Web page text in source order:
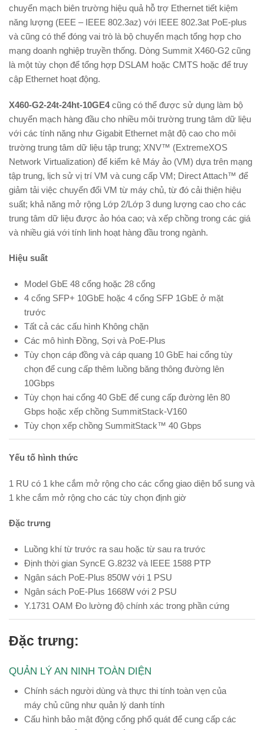
chuyển mạch biên trường hiệu quả hỗ trợ Ethernet tiết kiệm
năng lượng (EEE – IEEE 802.3az) với IEEE 802.3at PoE-plus
và cũng có thể đóng vai trò là bộ chuyển mạch tổng hợp cho
mạng doanh nghiệp truyền thống. Dòng Summit X460-G2 cũng
là một tùy chọn để tổng hợp DSLAM hoặc CMTS hoặc để truy
cập Ethernet hoạt động.
X460-G2-24t-24ht-10GE4cũng có thể được sử dụng làm bộ
chuyển mạch hàng đầu cho nhiều môi trường trung tâm dữ liệu
với các tính năng như Gigabit Ethernet mật độ cao cho môi
trường trung tâm dữ liệu tập trung; XNV™ (ExtremeXOS
Network Virtualization) để kiểm kê Máy ảo (VM) dựa trên mạng
tập trung, lịch sử vị trí VM và cung cấp VM; Direct Attach™ để
giảm tải việc chuyển đổi VM từ máy chủ, từ đó cải thiện hiệu
suất; khả năng mở rộng Lớp 2/Lớp 3 dung lượng cao cho các
trung tâm dữ liệu được ảo hóa cao; và xếp chồng trong các giá
và nhiều giá với tính linh hoạt hàng đầu trong ngành.
Hiệu suất
Model GbE 48 cổng hoặc 28 cổng
4 cổng SFP+ 10GbE hoặc 4 cổng SFP 1GbE ở mặt
trước
Tất cả các cấu hình Không chặn
Các mô hình Đồng, Sợi và PoE-Plus
Tùy chọn cáp đồng và cáp quang 10 GbE hai cổng tùy
chọn để cung cấp thêm luồng băng thông đường lên
10Gbps
Tùy chọn hai cổng 40 GbE để cung cấp đường lên 80
Gbps hoặc xếp chồng SummitStack-V160
Tùy chọn xếp chồng SummitStack™ 40 Gbps
Yếu tố hình thức
1 RU có 1 khe cắm mở rộng cho các cổng giao diện bổ sung và
1 khe cắm mở rộng cho các tùy chọn định giờ
Đặc trưng
Luồng khí từ trước ra sau hoặc từ sau ra trước
Định thời gian SyncE G.8232 và IEEE 1588 PTP
Ngân sách PoE-Plus 850W với 1 PSU
Ngân sách PoE-Plus 1668W với 2 PSU
Y.1731 OAM Đo lường độ chính xác trong phần cứng
Đặc trưng:
QUẢN LÝ AN NINH TOÀN DIỆN
Chính sách người dùng và thực thi tính toàn vẹn của
máy chủ cũng như quản lý danh tính
Cấu hình bảo mật động cổng phổ quát để cung cấp các